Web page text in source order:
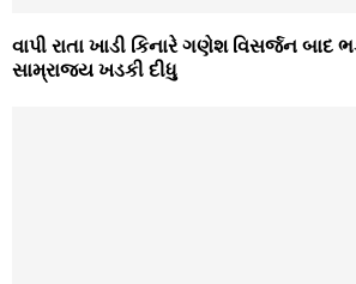
વાપી રાતા ખાડી કિનારે ગણેશ વિસર્જન
સામ્રાજ્‍ય ખડકી દીધુ